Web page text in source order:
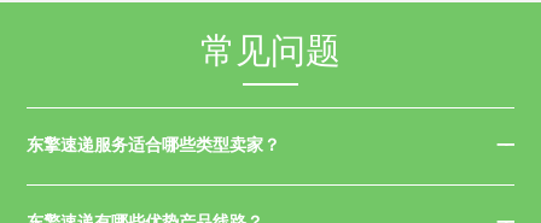
常见问题
东擎速递服务适合哪些类型卖家？